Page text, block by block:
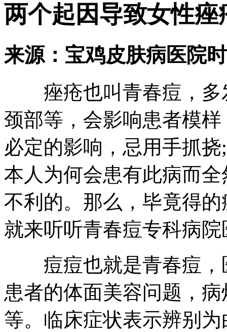
两个起因导致女性痤
来源：宝鸡皮肤病医院
痤疮也叫青春痘，多
颈部等，会影响患者模
必定的影响，忌用手抓
本人为何会患有此病而
不利的。那么，毕竟得
就来听听青春痘专科病
痘痘也就是青春痘，
患者的体面美容问题，
等。临床症状表示辨别